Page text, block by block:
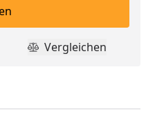
legen
Produkt
Vergleichen